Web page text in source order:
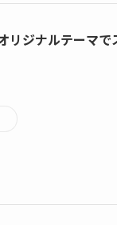
リジナルテーマ